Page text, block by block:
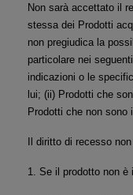
Non sarà accettato il
stessa dei Prodotti
non pregiudica la
particolare nei
indicazioni o le
lui; (ii) Prodotti che
Prodotti che non sono
Il diritto di recesso
1. Se il prodotto non è